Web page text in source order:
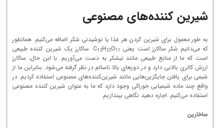
شیرین کننده‌های مصنوعی
به طور معمول برای شیرین کردن هر غذا یا نوشیدنی شکر اضافه می‌کنیم. همانطور
که می‌دانیم شکر ساکارز است یعنی C
12H22O11
. ساکارز یک شیرین کننده طبیعی
است که ما از منابع طبیعی مانند نیشکر به دست می‌آوریم. با این حال، ساکارز
ارزش کالری بالایی دارد و در دوزهای بالا ناسالم در نظر گرفته می‌شود. بنابراین ما از
شیمی برای یافتن جایگزین‌هایی مانند شیرین‌کننده‌های مصنوعی استفاده کردیم. در
واقع چند ماده شیمیایی خوراکی وجود دارد که ما به عنوان شیرین کننده مصنوعی
استفاده می‌کنیم. اجازه دهید نگاهی بیندازیم.
ساخارین